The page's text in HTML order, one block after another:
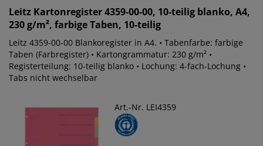
Leitz Kartonregister 4359-00-00, 10-teilig blanko, A4,
230 g/m², farbige Taben, 10-teilig
Leitz 4359-00-00 Blankoregister in A4. • Tabenfarbe: farbige
Taben (Farbregister) • Kartongrammatur: 230 g/m² •
Registerteilung: 10-teilig blanko • Lochung: 4-fach-Lochung •
Tabs nicht wechselbar
Art.-Nr. LEI4359